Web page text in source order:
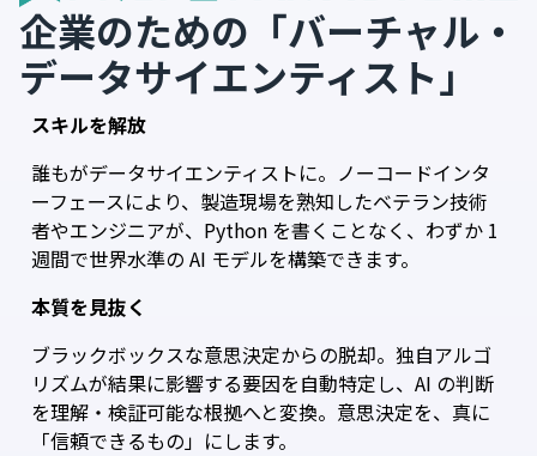
企業のための「バーチャル・
データサイエンティスト」
スキルを解放
誰もがデータサイエンティストに。 ノーコードインタ
ーフェースにより、製造現場を熟知したベテラン技術
者やエンジニアが、 Python を書くことなく、わずか 1
週間で世界水準の AI モデルを構築できます。
本質を見抜く
ブラックボックスな意思決定からの脱却。 独自アルゴ
リズムが結果に影響する要因を自動特定し、AI の判断
を理解・検証可能な根拠へと変換。意思決定を、真に
「信頼できるもの」にします。